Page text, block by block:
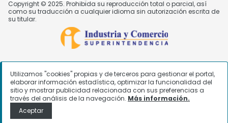
Utilizamos "cookies" propias y de terceros para gestionar el portal,
elaborar información estadística, optimizar la funcionalidad del
sitio y mostrar publicidad relacionada con sus preferencias a
través del análisis de la navegación. Más información.
Aceptar